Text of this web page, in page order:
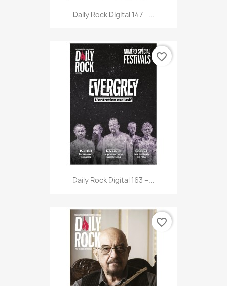
Daily Rock Digital 147 –...
Daily Rock Digital 163 –...
favorite_border
favorite_border